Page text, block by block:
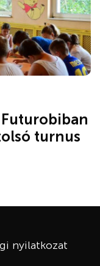
turnus
nyilatkozat